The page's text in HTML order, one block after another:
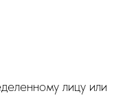
лицу или